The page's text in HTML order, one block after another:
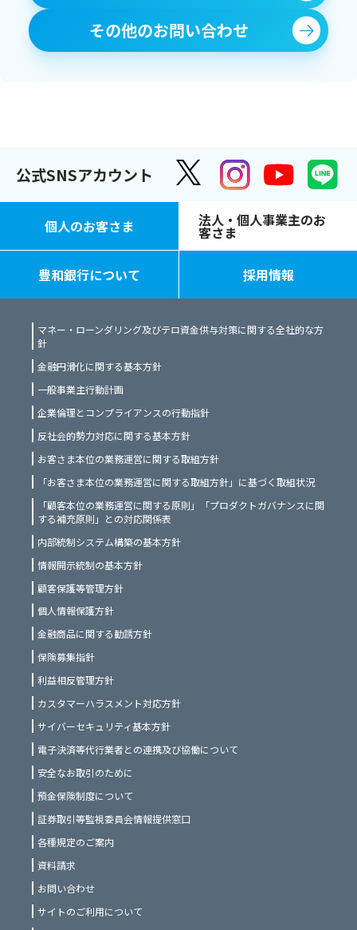
その他のお問い合わせ
公式SNSアカウント
個人のお客さま 法人・個人事業主のお
客さま
豊和銀行について 採用情報
マネー・ローンダリング及びテロ資金供与対策に関する全社的な方
針
金融円滑化に関する基本方針
一般事業主行動計画
企業倫理とコンプライアンスの行動指針
反社会的勢力対応に関する基本方針
お客さま本位の業務運営に関する取組方針
「お客さま本位の業務運営に関する取組方針」に基づく取組状況
「顧客本位の業務運営に関する原則」「プロダクトガバナンスに関
する補充原則」との対応関係表
内部統制システム構築の基本方針
情報開示統制の基本方針
顧客保護等管理方針
個人情報保護方針
金融商品に関する勧誘方針
保険募集指針
利益相反管理方針
カスタマーハラスメント対応方針
サイバーセキュリティ基本方針
電子決済等代行業者との連携及び協働について
安全なお取引のために
預金保険制度について
証券取引等監視委員会情報提供窓口
各種規定のご案内
資料請求
お問い合わせ
サイトのご利用について